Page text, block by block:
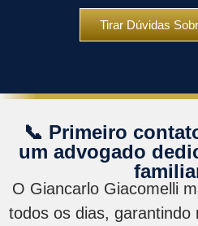
Tirar Dúvidas
📞 Primeiro
um advogado
O Giancarlo Giacomelli
todos os dias,